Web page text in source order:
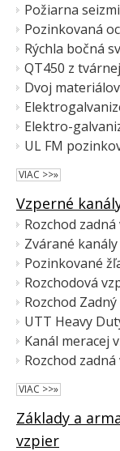
VIAC >>»
Vzperné
VIAC >>»
Základy a
vzpier